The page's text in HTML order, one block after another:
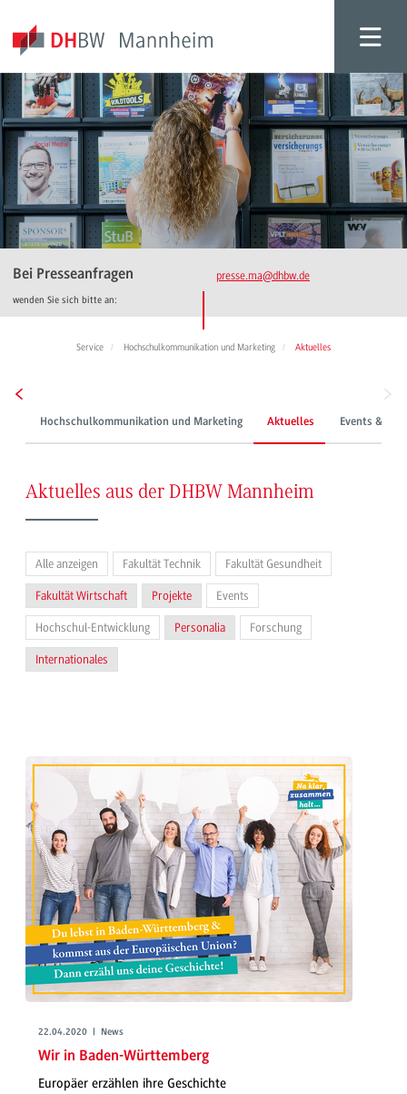
Bei Presseanfragen
wenden Sie sich bitte an:
presse.ma@dhbw.de
Service Hochschulkommunikation und Marketing Aktuelles
Hochschulkommunikation und Marketing Aktuelles Events &
Aktuelles aus der DHBW Mannheim
Alle anzeigen Fakultät Technik Fakultät Gesundheit
Fakultät Wirtschaft Projekte Events
Hochschul-Entwicklung Personalia Forschung
Internationales
22.04.2020 | News
Wir in Baden-Württemberg
Europäer erzählen ihre Geschichte